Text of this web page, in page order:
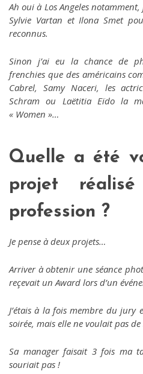
Ah oui à Los Angeles
Sylvie Vartan et Ilona Smet
reconnus.
Sinon j’ai eu la chance de
frenchies que des américains
Cabrel, Samy Naceri, les
Schram ou Laëtitia Eïdo la
« Women »…
Quelle a été
projet
profession ?
Je pense à deux projets…
Arriver à obtenir une séance
reçevait un Award lors d’un
J’étais à la fois membre du jury
soirée, mais elle ne voulait pas de
Sa manager faisait 3 fois ma
souriait pas !